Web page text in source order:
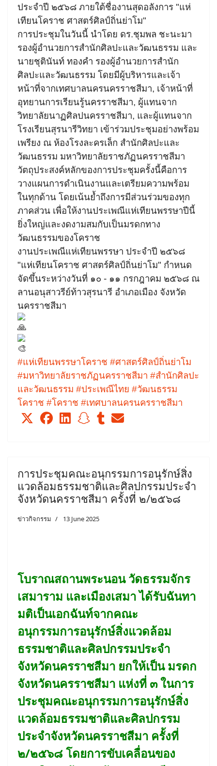
ประจำปี ๒๕๖๘ ภายใต้ชื่องานสุดอลังการ "แห่
เทียนโคราช ศาสตร์ศิลป์ถิ่นย่าโม"
การประชุมในวันนี้ นำโดย ดร.ชุมพล ชะนะมา
รองผู้อำนวยการสำนักศิลปะและวัฒนธรรม และ
นายชุตินันท์ ทองคำ รองผู้อำนวยการสำนัก
ศิลปะและวัฒนธรรม โดยมีผู้บริหารและเจ้า
หน้าที่จากเทศบาลนครนครราชสีมา, เจ้าหน้าที่
อุทยานการเรียนรู้นครราชสีมา, ผู้แทนจาก
วิทยาลัยนาฏศิลปนครราชสีมา, และผู้แทนจาก
โรงเรียนสุรนารีวิทยา เข้าร่วมประชุมอย่างพร้อม
เพรียง ณ ห้องโรงละครเล็ก สำนักศิลปะและ
วัฒนธรรม มหาวิทยาลัยราชภัฏนครราชสีมา
วัตถุประสงค์หลักของการประชุมครั้งนี้คือการ
วางแผนการดำเนินงานและเตรียมความพร้อม
ในทุกด้าน โดยเน้นย้ำถึงการมีส่วนร่วมของทุก
ภาคส่วน เพื่อให้งานประเพณีแห่เทียนพรรษาปีนี้
ยิ่งใหญ่และงดงามสมกับเป็นมรดกทาง
วัฒนธรรมของโคราช
งานประเพณีแห่เทียนพรรษา ประจำปี ๒๕๖๘
"แห่เทียนโคราช ศาสตร์ศิลป์ถิ่นย่าโม" กำหนด
จัดขึ้นระหว่างวันที่ ๑๐ - ๑๑ กรกฎาคม ๒๕๖๘ ณ
ลานอนุสาวรีย์ท้าวสุรนารี อำเภอเมือง จังหวัด
นครราชสีมา
#แห่เทียนพรรษาโคราช #ศาสตร์ศิลป์ถิ่นย่าโม
#มหาวิทยาลัยราชภัฏนครราชสีมา #สำนักศิลปะ
และวัฒนธรรม #ประเพณีไทย #วัฒนธรรม
โคราช #โคราช #เทศบาลนครนครราชสีมา
การประชุมคณะอนุกรรมการอนุรักษ์สิ่ง
แวดล้อมธรรมชาติและศิลปกรรมประจำ
จังหวัดนครราชสีมา ครั้งที่ ๒/๒๕๖๘
ข่าวกิจกรรม 13 June 2025
โบราณสถานพระนอน วัดธรรมจักร
เสมาราม และเมืองเสมา ได้รับฉันทา
มติเป็นเอกฉันท์จากคณะ
อนุกรรมการอนุรักษ์สิ่งแวดล้อม
ธรรมชาติและศิลปกรรมประจำ
จังหวัดนครราชสีมา ยกให้เป็น มรดก
จังหวัดนครราชสีมา แห่งที่ ๓ ในการ
ประชุมคณะอนุกรรมการอนุรักษ์สิ่ง
แวดล้อมธรรมชาติและศิลปกรรม
ประจำจังหวัดนครราชสีมา ครั้งที่
๒/๒๕๖๘ โดยการขับเคลื่อนของ